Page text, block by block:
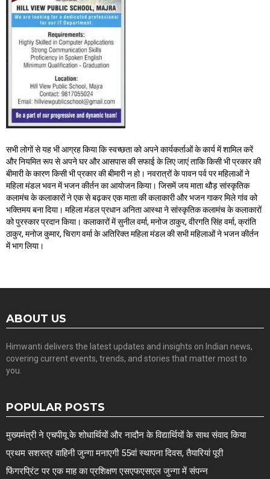
सभी लोगों से यह भी आग्रह किया कि स्वच्छता को अपने कार्यकर्ताओं के कार्य में शामिल करें
और नियमित रूप से अपने घर और आसपास की सफाई के लिए जाएं ताकि किसी भी प्रकार की
बीमारी के कारण किसी भी प्रकार की बीमारी न हो। नवरात्रों के पावन पर्व पर महिलाओं ने
महिला मंडल भवन में भजन कीर्तन का आयोजन किया। जिसमें जय माता थौड़ सांस्कृतिक
कलामंच के कलाकारों ने एक से बढ़कर एक माता की कलाकारी और भजन गाकर मिले गांव को
भक्तिमय बना दिया। महिला मंडल प्रधान अनिता आस्था ने सांस्कृतिक कलामंच के कलाकारों
को पुरस्कार प्रदान किया। कलाकारों में सुनील वर्मा, मनोज ठाकुर, वीरगति सिंह वर्मा, क्रांति
ठाकुर, मनोज कुमार, चिराग वर्मा के अतिरिक्त महिला मंडल की सभी महिलाओं ने भजन कीर्तन
में भाग लिया।
ABOUT US
Himwanti delivers the latest updates and insights on Indian news,
covering current events, trends, and stories that matter most to
you.
POPULAR POSTS
मुख्यमंत्री ने एचपीयू के शोधार्थियों और नादौन के विद्यार्थियों के साथ संवाद किया
प्रथम सशस्त्र वाहिनी जुन्गा मनाएगी 55वां स्थापना दिवस, तैयारियां पूरी
फिंगरप्रिंट पर एक माह का प्रशिक्षण एसएफएसएल जुन्गा में संपन्न